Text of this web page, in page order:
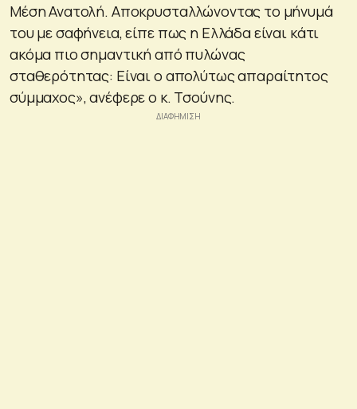
Μέση Ανατολή. Αποκρυσταλλώνοντας το μήνυμά
του με σαφήνεια, είπε πως η Ελλάδα είναι κάτι
ακόμα πιο σημαντική από πυλώνας
σταθερότητας: Είναι ο απολύτως απαραίτητος
σύμμαχος», ανέφερε ο κ. Τσούνης.